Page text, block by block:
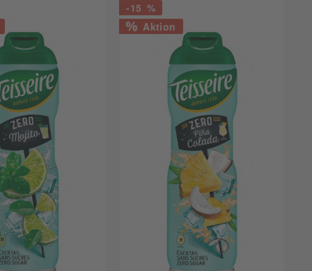
-15 %
Aktion